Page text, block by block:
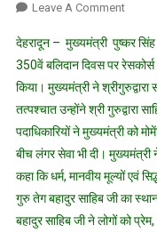
Leave A CommentOn
धामी
ने
रेसकोर्स
गुरुद्वारा
में
सुने
शबद
देहरादून – मुख्यमंत्री पुष्कर सिंह
350वें बलिदान दिवस पर रेसकोर्स
किया। मुख्यमंत्री ने
तत्पश्चात उन्होंने श्री गुरुद्वारा
पदाधिकारियों ने मुख्यमंत्री को
बीच लंगर सेवा भी दी।
कहा कि धर्म, मानवीय मूल्यों एवं
गुरु तेग बहादुर साहिब जी का
बहादुर साहिब जी ने लोगों को